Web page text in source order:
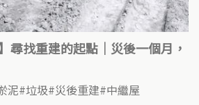
尋找重建的起點｜災後一個月，
泥 垃圾 災後重建 中繼屋